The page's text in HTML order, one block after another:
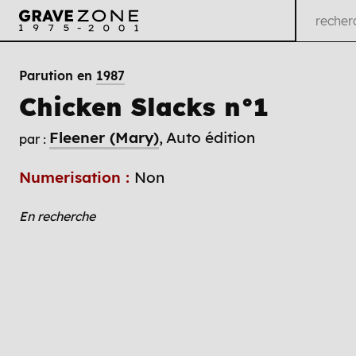
Parution en 1987
Chicken Slacks n°1
par : Fleener (Mary) Auto édition
Numerisation : Non
En recherche